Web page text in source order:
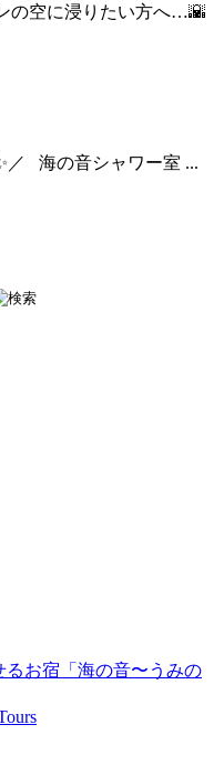
の空に浸りたい方へ…🌇
／ 海の音シャワー室 ...
るお宿「海の音〜うみの